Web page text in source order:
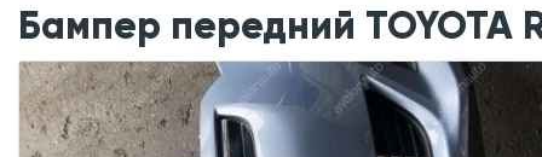
Бампер передний TOYOTA